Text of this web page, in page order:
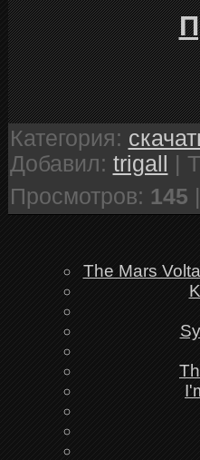
Категория:
Добавил: trigall
Просмотров: 145
The Mars